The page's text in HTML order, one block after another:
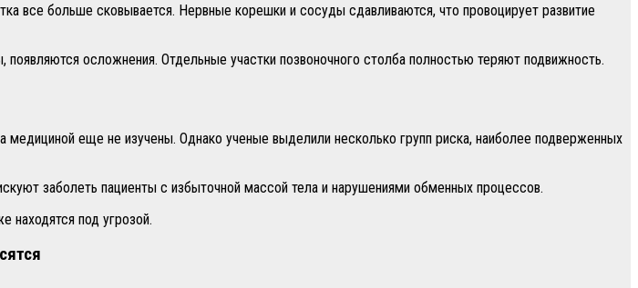
все больше сковывается. Нервные корешки и сосуды сдавливаются, что провоцирует развитие
осложнения. Отдельные участки позвоночного столба полностью теряют подвижность.
медициной еще не изучены. Однако ученые выделили несколько групп риска, наиболее подверженных
заболеть пациенты с избыточной массой тела и нарушениями обменных процессов.
находятся под угрозой.